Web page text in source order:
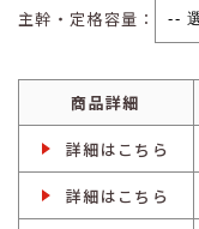
主幹・定格容量：
商品詳細
詳細はこちら
詳細はこちら